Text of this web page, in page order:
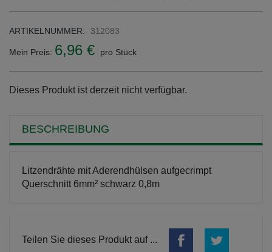
ARTIKELNUMMER: 312083
Mein Preis: 6,96 € pro Stück
Dieses Produkt ist derzeit nicht verfügbar.
BESCHREIBUNG
Litzendrähte mit Aderendhülsen aufgecrimpt
Querschnitt 6mm² schwarz 0,8m
Teilen Sie dieses Produkt auf ...